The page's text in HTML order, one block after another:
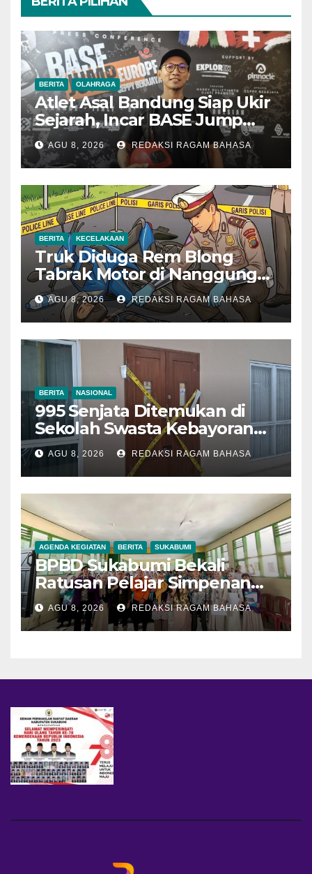
BERITA OLAHRAGA
Atlet Asal Bandung Siap Ukir
Sejarah, Incar BASE Jump
dari Eiger Mushroom Swiss
AGU 8, 2026 REDAKSI RAGAM BAHASA
BERITA KECELAKAAN
Truk Diduga Rem Blong
Tabrak Motor di Nanggung
Bogor, Dua Orang Tewas
AGU 8, 2026 REDAKSI RAGAM BAHASA
BERITA NASIONAL
995 Senjata Ditemukan di
Sekolah Swasta Kebayoran
Lama, Ada Bunker hingga
Barang Terlarang
AGU 8, 2026 REDAKSI RAGAM BAHASA
AGENDA KEGIATAN BERITA SUKABUMI
BPBD Sukabumi Bekali
Ratusan Pelajar Simpenan
dengan Mitigasi Bencana
dan PFA
AGU 8, 2026 REDAKSI RAGAM BAHASA